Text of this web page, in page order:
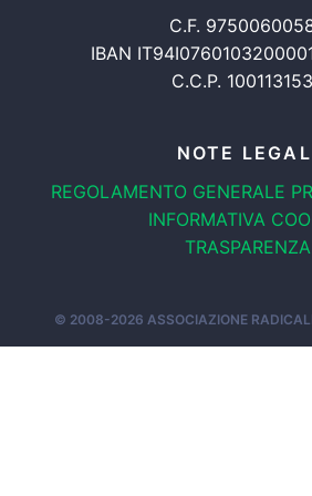
C.F.
IBAN
C.C.P.
NOTE
REGOLAMENTO GENERALE
INFORMATIVA
TRASPARENZA
© 2008-2026 ASSOCIAZIONE